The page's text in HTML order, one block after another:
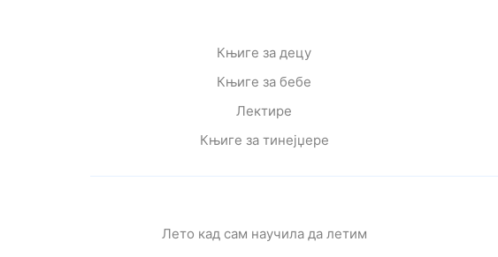
Књиге за децу
Књиге за бебе
Лектире
Књиге за тинејџере
Лето кад сам научила да летим